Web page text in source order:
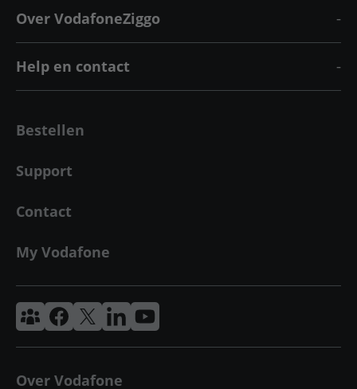
Over VodafoneZiggo
Help en contact
Bestellen
Support
Contact
My Vodafone
Vodafone & Ziggo Community
Vodafone Facebook
Vodafone XVodafoneZiggo LinkedIn
Vodafone YouTube
Over Vodafone